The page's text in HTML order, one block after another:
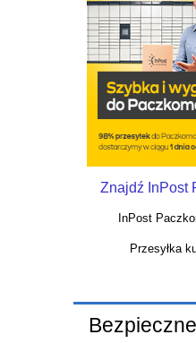
Znajdź InPost
InPost
Przesyłka